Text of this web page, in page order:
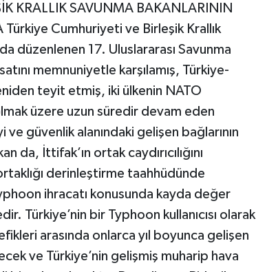
KRALLIK SAVUNMA BAKANLARININ
Cumhuriyeti ve Birleşik Krallık
düzenlenen 17. Uluslararası Savunma
memnuniyetle karşılamış, Türkiye-
teyit etmiş, iki ülkenin NATO
üzere uzun süredir devam eden
güvenlik alanındaki gelişen bağlarının
da, İttifak’ın ortak caydırıcılığını
derinleştirme taahhüdünde
ihracatı konusunda kayda değer
Türkiye’nin bir Typhoon kullanıcısı olarak
arasında onlarca yıl boyunca gelişen
ve Türkiye’nin gelişmiş muharip hava